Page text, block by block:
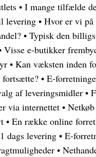
• I mange tilfælde
levering • Hvor er vi på
• Typisk den
Visse e-butikker
• Kan væksten inden
fortsætte? • E-
af leveringsmidler •
via internettet •
• En række online
dags levering • E-
•